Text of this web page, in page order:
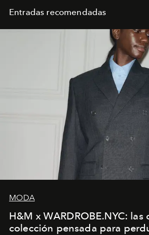
Entradas recomendadas
MODA
H&M x WARDROBE.NYC: las
colección pensada para